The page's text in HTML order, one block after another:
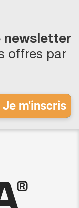
newsletter
offres par